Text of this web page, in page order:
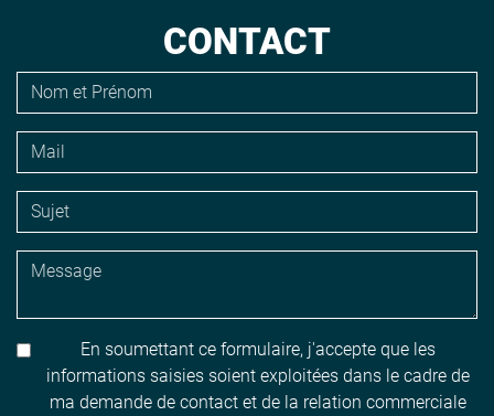
CONTACT
En soumettant ce formulaire, j'accepte que les
informations saisies soient exploitées dans le cadre de
ma demande de contact et de la relation commerciale